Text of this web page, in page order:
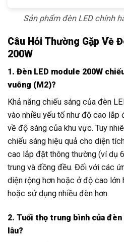
Sản phẩm đèn LED chính
Câu Hỏi Thường Gặp Về
200W
1. Đèn LED module 200W
vuông (M2)?
Khả năng chiếu sáng của đèn
vào nhiều yếu tố như độ cao lắp
về độ sáng của khu vực. Tuy
chiếu sáng hiệu quả cho diện
cao lắp đặt thông thường (ví dụ
trung và đồng đều. Đối với các
diện rộng hơn hoặc ở độ cao lớn
hoặc sử dụng nhiều đèn hơn.
2. Tuổi thọ trung bình của đèn
lâu?